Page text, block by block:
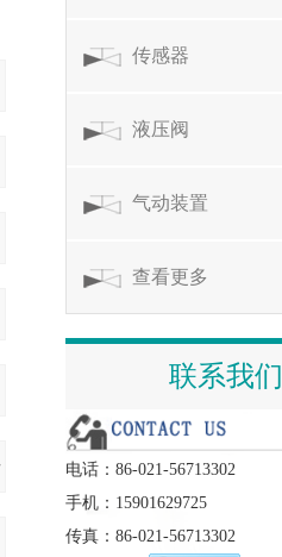
传感器
液压阀
气动装置
查看更多
联系我们
电话：86-021-56713302
手机：15901629725
传真：86-021-56713302